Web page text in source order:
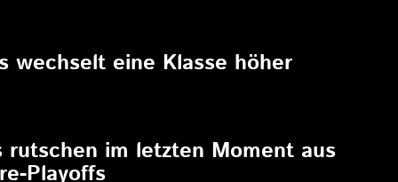
wechselt eine Klasse höher
rutschen im letzten Moment aus
Playoffs